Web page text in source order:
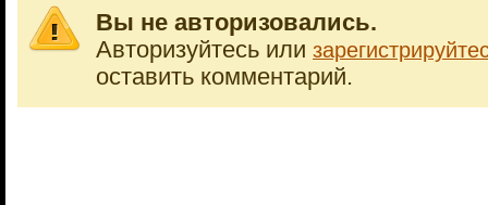
Вы не авторизовались.
Авторизуйтесь или
оставить комментарий.